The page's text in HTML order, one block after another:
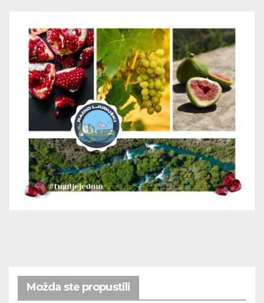
Možda ste propustili